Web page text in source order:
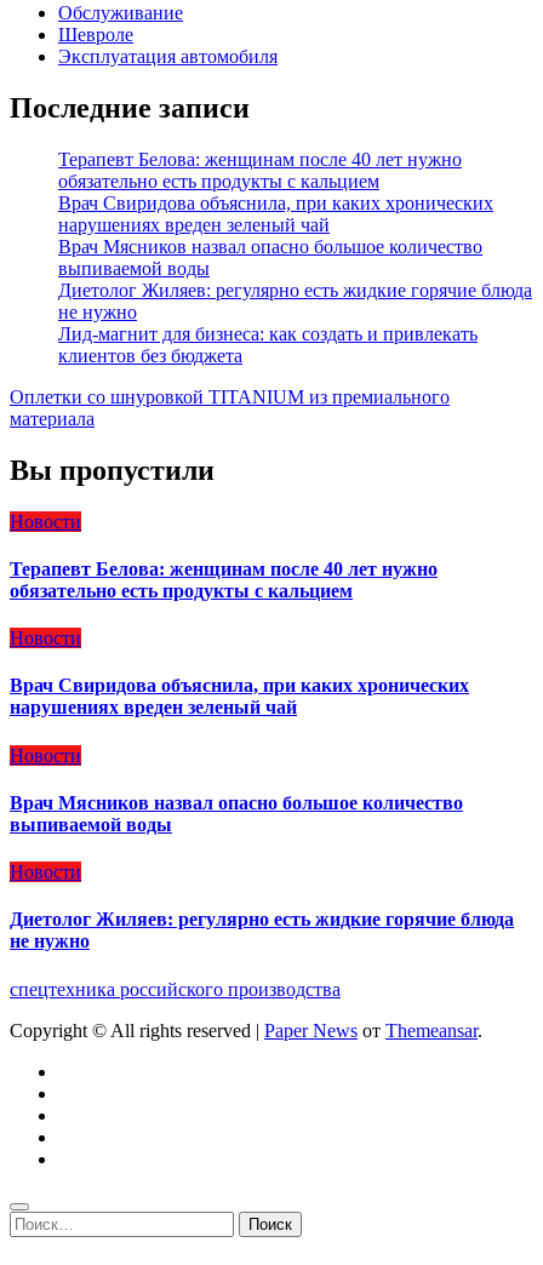
Обслуживание
Шевроле
Эксплуатация автомобиля
Последние записи
Терапевт Белова: женщинам после 40 лет нужно
обязательно есть продукты с кальцием
Врач Свиридова объяснила, при каких хронических
нарушениях вреден зеленый чай
Врач Мясников назвал опасно большое количество
выпиваемой воды
Диетолог Жиляев: регулярно есть жидкие горячие блюда
не нужно
Лид-магнит для бизнеса: как создать и привлекать
клиентов без бюджета
Оплетки со шнуровкой TITANIUM из премиального
материала
Вы пропустили
Новости
Терапевт Белова: женщинам после 40 лет нужно
обязательно есть продукты с кальцием
Новости
Врач Свиридова объяснила, при каких хронических
нарушениях вреден зеленый чай
Новости
Врач Мясников назвал опасно большое количество
выпиваемой воды
Новости
Диетолог Жиляев: регулярно есть жидкие горячие блюда
не нужно
спецтехника российского производства
Copyright © All rights reserved | Paper News от Themeansar.
Найти: